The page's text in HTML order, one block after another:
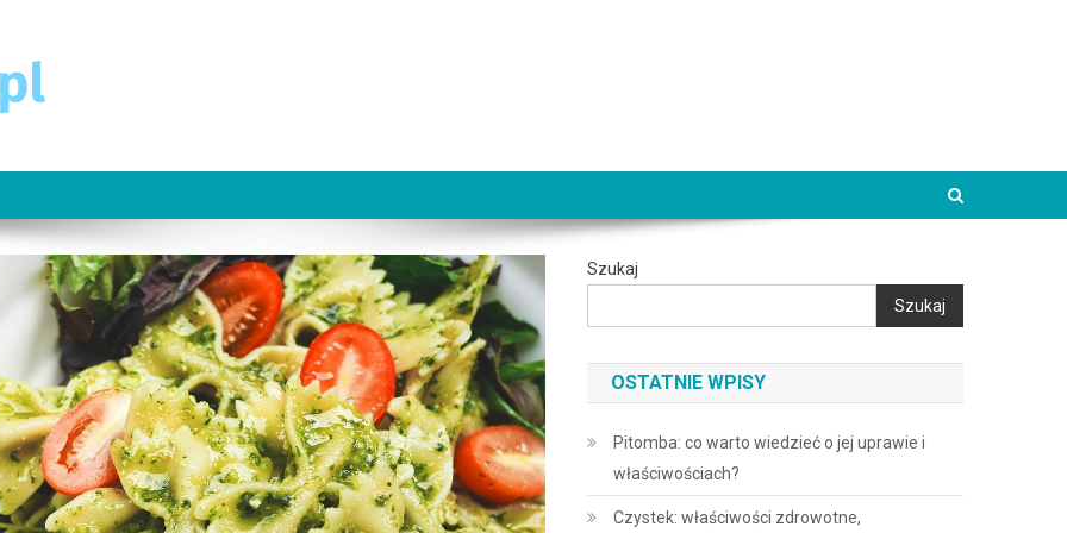
Szukaj
Szukaj
OSTATNIE WPISY
Pitomba: co warto wiedzieć o jej uprawie i
właściwościach?
Czystek: właściwości zdrowotne,